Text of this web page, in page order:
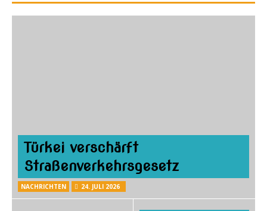
Türkei verschärft
Straßenverkehrsgesetz
NACHRICHTEN 24. JULI 2026